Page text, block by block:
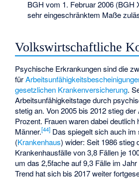
BGH vom 1. Februar 2006 (BGH
sehr eingeschränktem Maße
Volkswirtschaftliche
Psychische Erkrankungen sind die
für
gesetzlichen Krankenversicherung.
Arbeitsunfähigkeitstage durch
stetig an. Von 2005 bis 2012 stieg der
Prozent. Frauen waren dabei deutlich
Männer.[44] Das spiegelt sich auch im
(Krankenhaus) wider: Seit 1986 stieg
Krankenhausfälle von 3,8 Fällen je
um das 2,5fache auf 9,3 Fälle im
Trend hat sich bis 2017 weiter